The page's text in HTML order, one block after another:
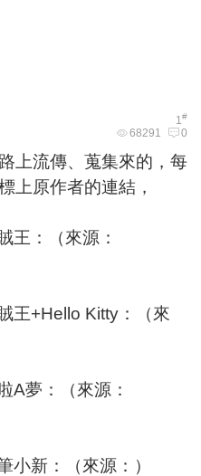
1#
68291 0
上流傳、蒐集來的，每
上原作者的連結，
王：（來源：
王+Hello Kitty：（來
A夢：（來源：
小新：（來源：）